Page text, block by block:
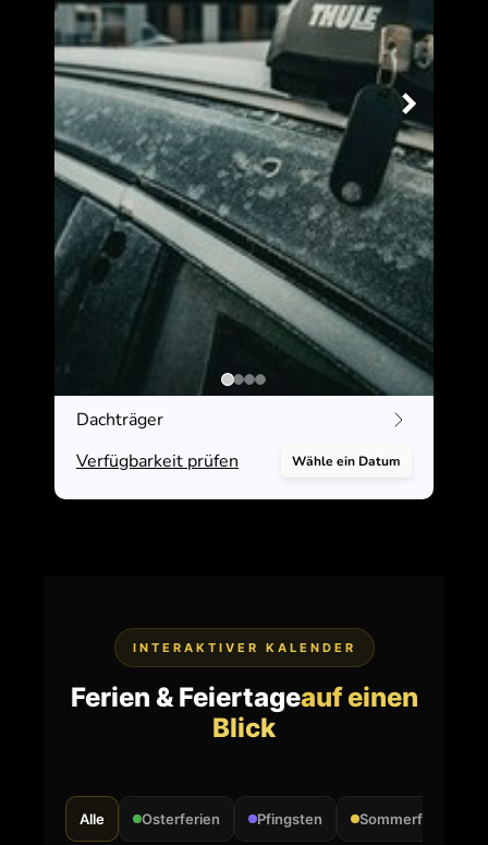
INTERAKTIVER KALENDER
Ferien & Feiertageauf einen
Blick
Alle Osterferien Pfingsten Sommerferien